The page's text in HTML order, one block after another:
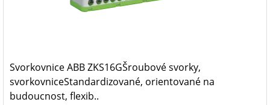
Svorkovnice ABB ZKS16GŠroubové svorky,
svorkovniceStandardizované, orientované na
budoucnost, flexib..